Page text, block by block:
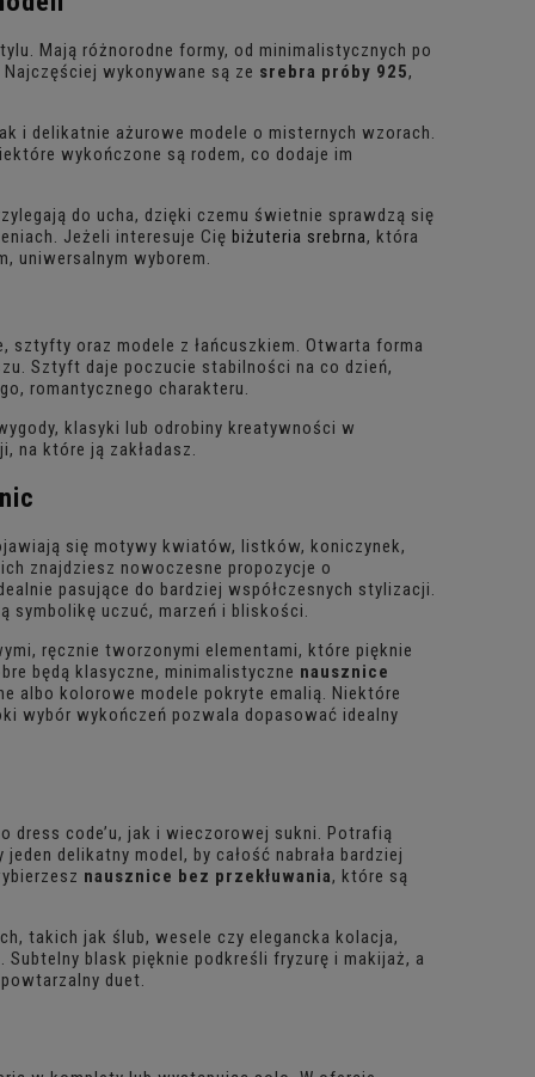
Mają różnorodne formy, od minimalistycznych po
wykonywane są ze srebra próby 925,
i delikatnie ażurowe modele o misternych wzorach.
wykończone są rodem, co dodaje im
do ucha, dzięki czemu świetnie sprawdzą się
Jeżeli interesuje Cię biżuteria srebrna, która
uniwersalnym wyborem.
oraz modele z łańcuszkiem. Otwarta forma
Sztyft daje poczucie stabilności na co dzień,
romantycznego charakteru.
klasyki lub odrobiny kreatywności w
na które ją zakładasz.
się motywy kwiatów, listków, koniczynek,
znajdziesz nowoczesne propozycje o
pasujące do bardziej współczesnych stylizacji.
symbolikę uczuć, marzeń i bliskości.
ręcznie tworzonymi elementami, które pięknie
będą klasyczne, minimalistyczne nausznice
albo kolorowe modele pokryte emalią. Niektóre
wybór wykończeń pozwala dopasować idealny
dress code’u, jak i wieczorowej sukni. Potrafią
delikatny model, by całość nabrała bardziej
nausznice bez przekłuwania, które są
takich jak ślub, wesele czy elegancka kolacja,
blask pięknie podkreśli fryzurę i makijaż, a
duet.